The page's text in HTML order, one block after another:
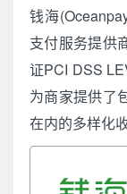
钱海
支付服务提供
证PCI DSS
为商家提供了
在内的多样化